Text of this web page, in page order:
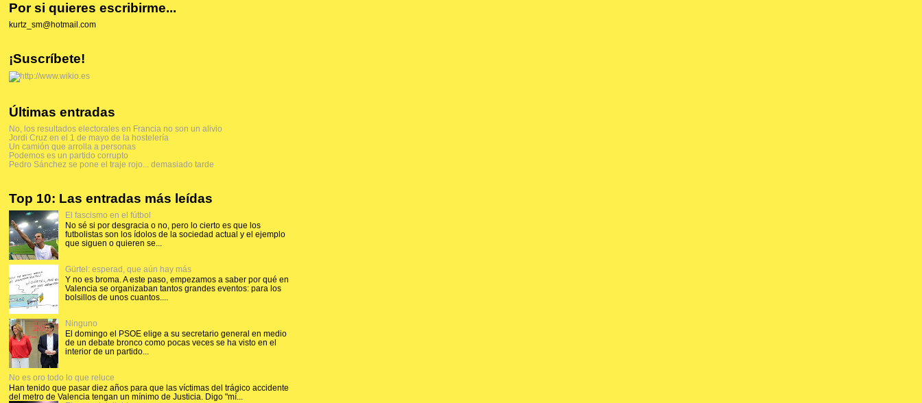
Por si quieres escribirme...
kurtz_sm@hotmail.com
¡Suscríbete!
Últimas entradas
No, los resultados electorales en Francia no son un alivio
Jordi Cruz en el 1 de mayo de la hostelería
Un camión que arrolla a personas
Podemos es un partido corrupto
Pedro Sánchez se pone el traje rojo... demasiado tarde
Top 10: Las entradas más leídas
El fascismo en el fútbol
No sé si por desgracia o no, pero lo cierto es que los
futbolistas son los ídolos de la sociedad actual y el ejemplo
que siguen o quieren se...
Gürtel: esperad, que aún hay más
Y no es broma. A este paso, empezamos a saber por qué en
Valencia se organizaban tantos grandes eventos: para los
bolsillos de unos cuantos....
Ninguno
El domingo el PSOE elige a su secretario general en medio
de un debate bronco como pocas veces se ha visto en el
interior de un partido...
No es oro todo lo que reluce
Han tenido que pasar diez años para que las víctimas del trágico accidente
del metro de Valencia tengan un mínimo de Justicia. Digo "mí...